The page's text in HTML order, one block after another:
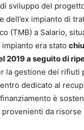
sviluppo del
dell’ex impianto di
(TMB) a Salario,
impianto era stato
2019 a seguito di
la gestione dei rifiuti
dedicato al
è
da risorse